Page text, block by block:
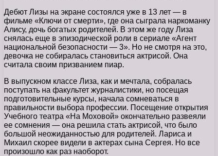
Дебют Лизы на экране состоялся уже в 13 лет — в
фильме «Ключи от смерти», где она сыграла наркоманку
Алису, дочь богатых родителей. В этом же году Лиза
снялась еще в эпизодической роли в сериале «Агент
национальной безопасности — 3». Но не смотря на это,
девочка не собиралась становиться актрисой. Она
считала своим призванием пиар.
В выпускном классе Лиза, как и мечтала, собралась
поступать на факультет журналистики, но посещая
подготовительные курсы, начала сомневаться в
правильности выбора профессии. Посещение открытия
Учебного театра «На Моховой» окончательно развеяли
ее сомнения — она решила стать актрисой, что было
большой неожиданностью для родителей. Лариса и
Михаил скорее видели в актерах сына Сергея. Но все
произошло как раз наоборот.